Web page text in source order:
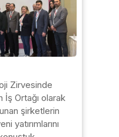
Zirvesinde
İş Ortağı olarak
şirketlerin
yatırımlarını